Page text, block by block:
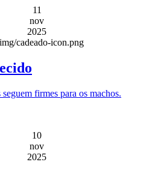
11
nov
2025
firmes para os machos.
10
nov
2025